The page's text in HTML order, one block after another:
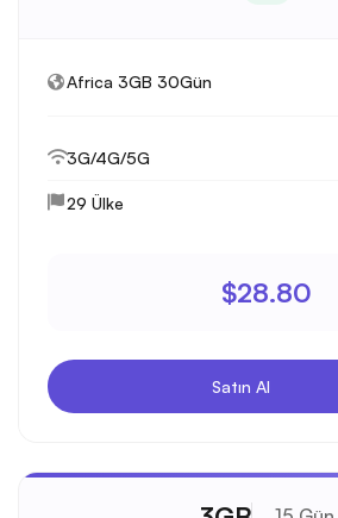
Africa 3GB 30Gün
3G/4G/5G
29 Ülke
$28.80
Satın Al